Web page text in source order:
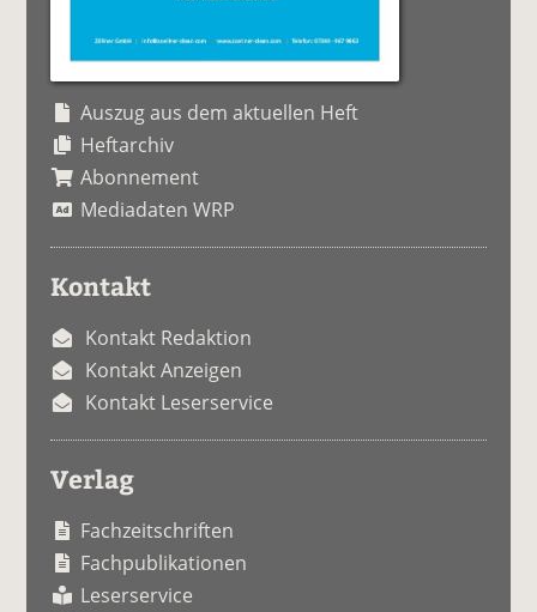
Auszug aus dem aktuellen Heft
Heftarchiv
Abonnement
Mediadaten WRP
Kontakt
Kontakt Redaktion
Kontakt Anzeigen
Kontakt Leserservice
Verlag
Fachzeitschriften
Fachpublikationen
Leserservice